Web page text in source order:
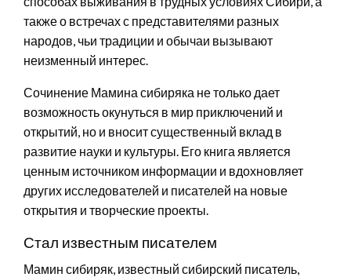
также о встречах с представителями разных
народов, чьи традиции и обычаи вызывают
неизменный интерес.
Сочинение Мамина сибиряка не только дает
возможность окунуться в мир приключений и
открытий, но и вносит существенный вклад в
развитие науки и культуры. Его книга является
ценным источником информации и вдохновляет
других исследователей и писателей на новые
открытия и творческие проекты.
Стал известным писателем
Мамин сибиряк, известный сибирский писатель,